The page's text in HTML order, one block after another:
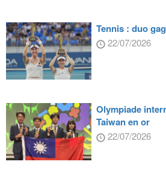
Tennis : duo
22/07/2026
Olympiade
Taiwan en or
22/07/2026